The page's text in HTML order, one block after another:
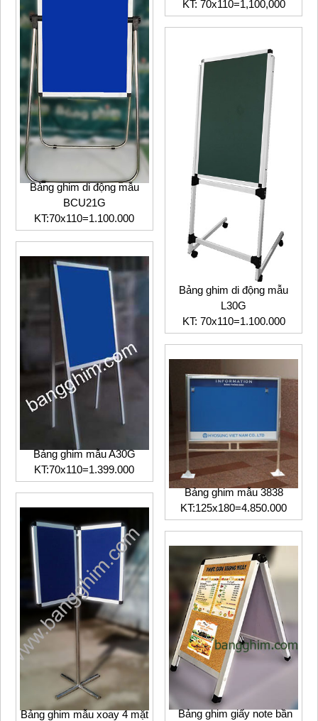
Bảng ghim di động mẫu
BCU21G
KT:70x110=1.100.000
Bảng ghim mẫu A30G
KT:70x110=1.399.000
Bảng ghim mẫu xoay 4 mặt
KT: 70x110=1,100,000
Bảng ghim di động mẫu
L30G
KT: 70x110=1.100.000
Bảng ghim mẫu 3838
KT:125x180=4.850.000
Bảng ghim giấy note bần